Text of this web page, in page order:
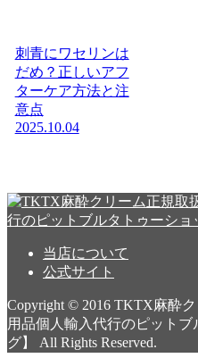
刺青にワセリンは
だめ？正しいアフ
ターケア方法と注
意点
2025.10.04
当店について
公式サイト
Copyright © 2016 TKTX麻酔
用品個人輸入代行のピット
グ】 All Rights Reserved.